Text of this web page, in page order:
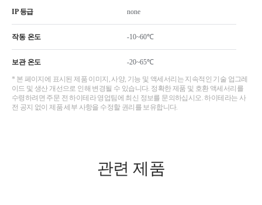
IP 등급 none
작동 온도 -10~60℃
보관 온도 -20~65℃
* 본 페이지에 표시된 제품 이미지, 사양, 기능 및 액세서리는 지속적인 기술 업그레
이드 및 생산 개선으로 인해 변경될 수 있습니다. 정확한 제품 및 호환 액세서리를
수령하려면 주문 전 하이테라 영업팀에 최신 정보를 문의하십시오. 하이테라는 사
전 공지 없이 제품 세부 사항을 수정할 권리를 보유합니다.
관련 제품